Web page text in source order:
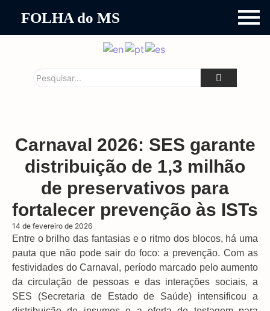
FOLHA do MS
Carnaval 2026: SES garante
distribuição de 1,3 milhão
de preservativos para
fortalecer prevenção às ISTs
14 de fevereiro de 2026
Entre o brilho das fantasias e o ritmo dos blocos, há uma
pauta que não pode sair do foco: a prevenção. Com as
festividades do Carnaval, período marcado pelo aumento
da circulação de pessoas e das interações sociais, a
SES (Secretaria de Estado de Saúde) intensificou a